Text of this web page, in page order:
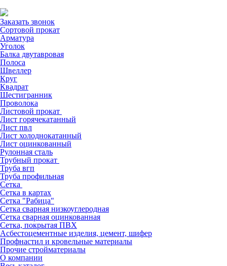
Заказать звонок
Сортовой прокат
Арматура
Уголок
Балка двутавровая
Полоса
Швеллер
Круг
Квадрат
Шестигранник
Проволока
Листовой прокат
Лист горячекатанный
Лист пвл
Лист холоднокатанный
Лист оцинкованный
Рулонная сталь
Трубный прокат
Труба вгп
Труба профильная
Сетка
Сетка в картах
Сетка "Рабица"
Сетка сварная низкоуглеродная
Сетка сварная оцинкованная
Сетка, покрытая ПВХ
Асбестоцементные изделия, цемент, шифер
Профнастил и кровельные материалы
Прочие стройматериалы
О компании